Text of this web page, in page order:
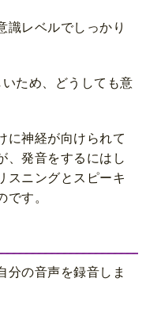
識レベルでしっかり
ため、どうしても意
に神経が向けられて
、発音をするにはし
スニングとスピーキ
です。
分の音声を録音しま